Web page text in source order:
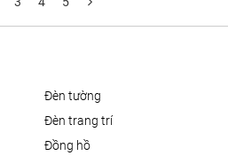
đèn tường
đèn trang trí
đồng hồ